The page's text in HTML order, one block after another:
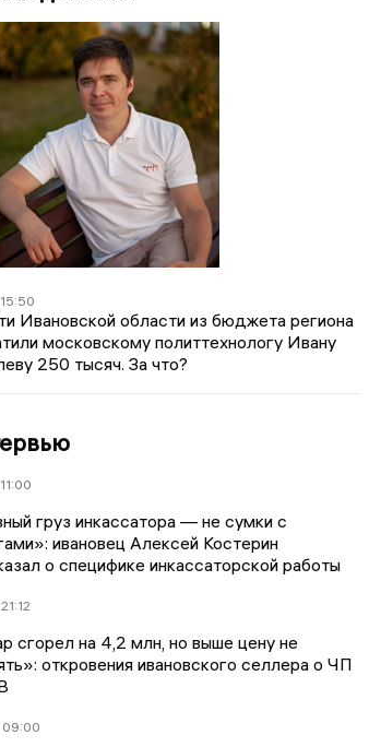
15:50
Ивановской области из бюджета региона
московскому политтехнологу Ивану
250 тысяч. За что?
11:00
груз инкассатора — не сумки с
ивановец Алексей Костерин
о специфике инкассаторской работы
21:12
сгорел на 4,2 млн, но выше цену не
откровения ивановского селлера о ЧП
09:00